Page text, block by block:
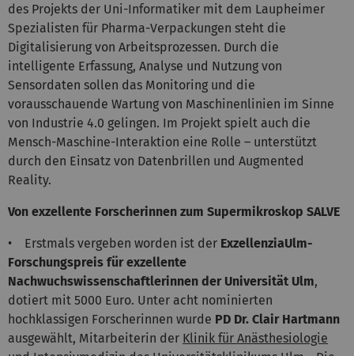
des Projekts der Uni-Informatiker mit dem Laupheimer
Spezialisten für Pharma-Verpackungen steht die
Digitalisierung von Arbeitsprozessen. Durch die
intelligente Erfassung, Analyse und Nutzung von
Sensordaten sollen das Monitoring und die
vorausschauende Wartung von Maschinenlinien im Sinne
von Industrie 4.0 gelingen. Im Projekt spielt auch die
Mensch-Maschine-Interaktion eine Rolle – unterstützt
durch den Einsatz von Datenbrillen und Augmented
Reality.
Von exzellente Forscherinnen zum Supermikroskop SALVE
• Erstmals vergeben worden ist der ExzellenziaUlm-
Forschungspreis für exzellente
Nachwuchswissenschaftlerinnen der Universität Ulm,
dotiert mit 5000 Euro. Unter acht nominierten
hochklassigen Forscherinnen wurde PD Dr. Clair Hartmann
ausgewählt, Mitarbeiterin der Klinik für Anästhesiologie